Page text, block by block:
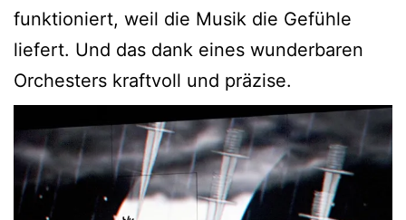
funktioniert, weil die Musik die Gefühle
liefert. Und das dank eines wunderbaren
Orchesters kraftvoll und präzise.